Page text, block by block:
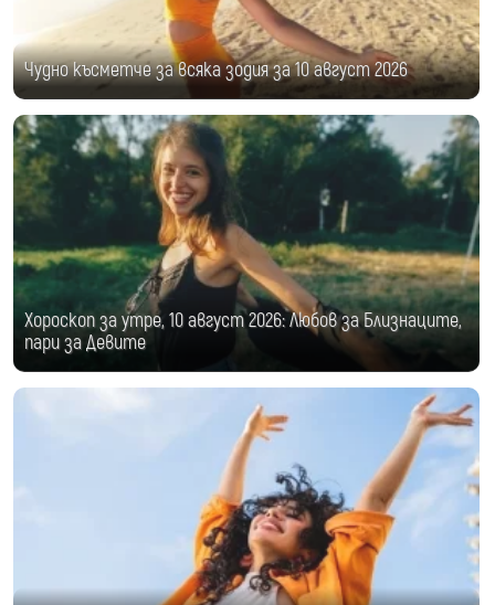
Чудно късметче за всяка зодия за 10 август 2026
Хороскоп за утре, 10 август 2026: Любов за Близнаците,
пари за Девите